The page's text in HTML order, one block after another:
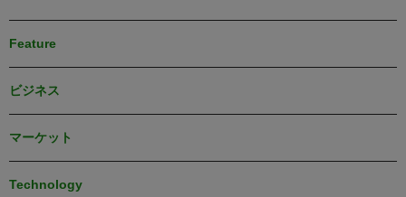
Feature
ビジネス
マーケット
Technology